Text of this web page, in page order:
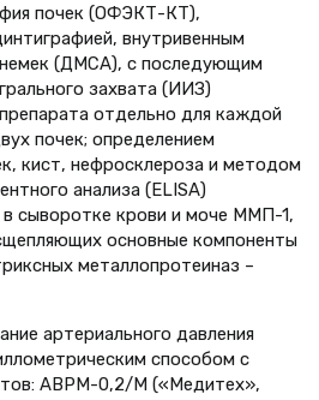
почек (ОФЭКТ-КТ),
внутривенным
(ДМСА), с последующим
захвата (ИИЗ)
отдельно для каждой
почек; определением
кист, нефросклероза и методом
анализа (ELISA)
в сыворотке крови и моче ММП-1,
основные компоненты
металлопротеиназ –
артериального давления
способом с
АВРМ-0,2/М («Медитех»,